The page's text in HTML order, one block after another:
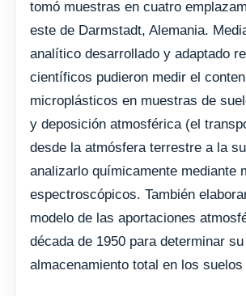
tomó muestras en cuatro
este de Darmstadt, Alemania.
analítico desarrollado y adaptado
científicos pudieron medir el
microplásticos en muestras de
y deposición atmosférica (el
desde la atmósfera terrestre a la
analizarlo químicamente mediante
espectroscópicos. También
modelo de las aportaciones
década de 1950 para determinar
almacenamiento total en los